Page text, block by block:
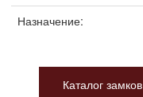
Назначение:
Каталог замков